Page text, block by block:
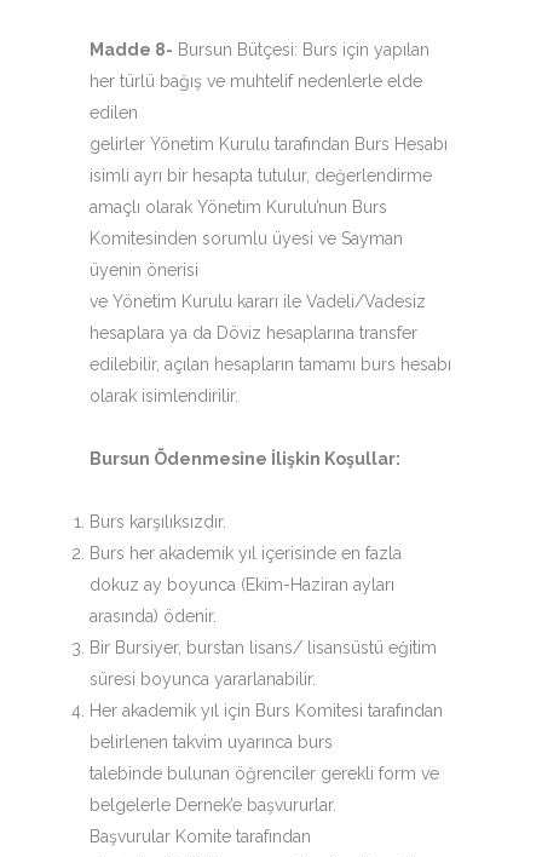
Madde 8- Bursun Bütçesi: Burs için yapılan
her türlü bağış ve muhtelif nedenlerle elde
edilen
gelirler Yönetim Kurulu tarafından Burs Hesabı
isimli ayrı bir hesapta tutulur, değerlendirme
amaçlı olarak Yönetim Kurulu’nun Burs
Komitesinden sorumlu üyesi ve Sayman
üyenin önerisi
ve Yönetim Kurulu kararı ile Vadeli/Vadesiz
hesaplara ya da Döviz hesaplarına transfer
edilebilir, açılan hesapların tamamı burs hesabı
olarak isimlendirilir.
Bursun Ödenmesine İlişkin Koşullar:
Burs karşılıksızdır.
Burs her akademik yıl içerisinde en fazla
dokuz ay boyunca (Ekim-Haziran ayları
arasında) ödenir.
Bir Bursiyer, burstan lisans/ lisansüstü eğitim
süresi boyunca yararlanabilir.
Her akademik yıl için Burs Komitesi tarafından
belirlenen takvim uyarınca burs
talebinde bulunan öğrenciler gerekli form ve
belgelerle Dernek’e başvururlar.
Başvurular Komite tarafından